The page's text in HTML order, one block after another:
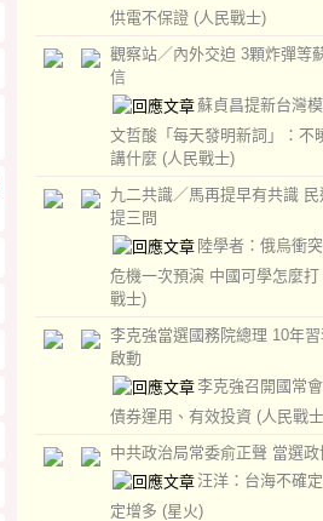
供電不保證 (人民戰士)
觀察站／內外交迫 3顆炸彈等
信
蘇貞昌提新台灣
文哲酸「每天發明新詞」：不
講什麼 (人民戰士)
九二共識／馬再提早有共識
提三問
陸學者：俄烏衝
危機一次預演 中國可學怎麼打
戰士)
李克強當選國務院總理 10年
啟動
李克強召開國常
債券運用、有效投資 (人民戰
中共政治局常委俞正聲 當選
汪洋：台海不確
定增多 (星火)